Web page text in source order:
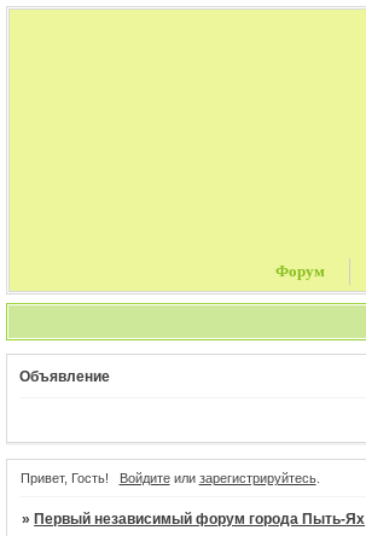
Форум
Объявление
Привет, Гость! Войдитеили зарегистрируйтесь.
»Первый независимый форум города Пыть-Ях